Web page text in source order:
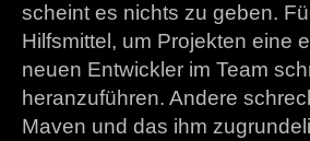
scheint es nichts zu geben.
Hilfsmittel, um Projekten eine
neuen Entwickler im Team
heranzuführen. Andere
Maven und das ihm